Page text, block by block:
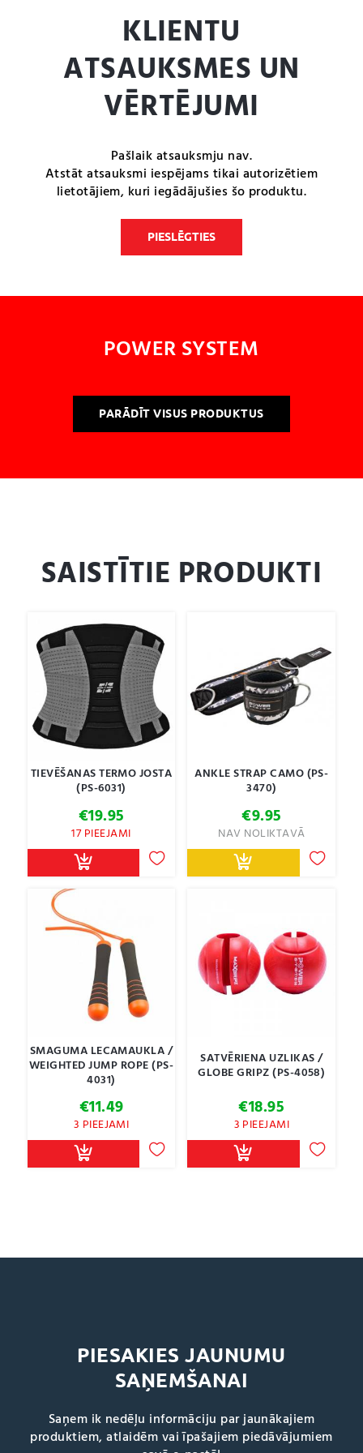
KLIENTU
ATSAUKSMES UN
VĒRTĒJUMI
Pašlaik atsauksmju nav.
Atstāt atsauksmi iespējams tikai autorizētiem
lietotājiem, kuri iegādājušies šo produktu.
PIESLĒGTIES
POWER SYSTEM
PARĀDĪT VISUS PRODUKTUS
SAISTĪTIE PRODUKTI
TIEVĒŠANAS TERMO JOSTA
(PS-6031)
€19.95
17 PIEEJAMI
ANKLE STRAP CAMO (PS-
3470)
€9.95
NAV NOLIKTAVĀ
SMAGUMA LECAMAUKLA /
WEIGHTED JUMP ROPE (PS-
4031)
€11.49
3 PIEEJAMI
SATVĒRIENA UZLIKAS /
GLOBE GRIPZ (PS-4058)
€18.95
3 PIEEJAMI
PIESAKIES JAUNUMU
SAŅEMŠANAI
Saņem ik nedēļu informāciju par jaunākajiem
produktiem, atlaidēm vai īpašajiem piedāvājumiem